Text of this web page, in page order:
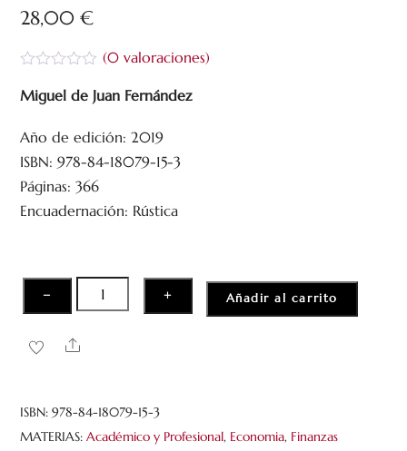
28,00€
a
r
d
o
c
o
5
(0valoraciones)
Miguel de Juan Fernández
Año de edición: 2019
ISBN: 978-84-18079-15-3
Páginas: 366
Encuadernación: Rústica
−
Value
Investing.
Austria
cantidad
+ Añadir al carrito
Share
ISBN:978-84-18079-15-3
MATERIAS:Académico y Profesional, Economia, Finanzas